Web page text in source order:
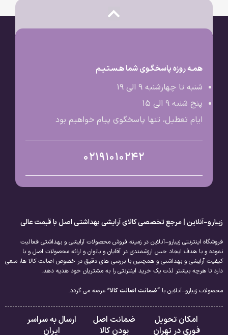
همـه روزه پاسخگـوی شما هـسـتـیـم
شنبه تا چهارشنبه 9 الی ۱۹
پنج شنبه 9 الی ۱۵
ایام تعطیل، تنها پاسخگوی پیام خواهیم بود
02191010242
زیبارو-آنلاین | مرجع تخصصی کالای آرایشی بهداشتی اصل با قیمت عالی
فروشگاه اینترنتی زیبارو-آنلاین در زمینه فروش محصولات آرایشی و بهداشتی فعالیت
نموده و با هدف ایجاد حس ارزشمندی در آقایان و بانوان و ارائه محصولات اصل و با
کیفیت آرایشی و بهداشتی و همچنین با بررسی های دقیق در خصوص اصالت کالا ها، سعی
دارد تا هرچه بیشتر لذت یک خرید اینترنتی را به مشتریان خود هدیه دهد.
محصولات زیبارو-آنلاین با “ضمانت اصالت کالا” عرضه می گردد.
امکان تحویل
فوری در تهران
ضمانت اصل
بودن کالا
ارسال به سراسر
ایران